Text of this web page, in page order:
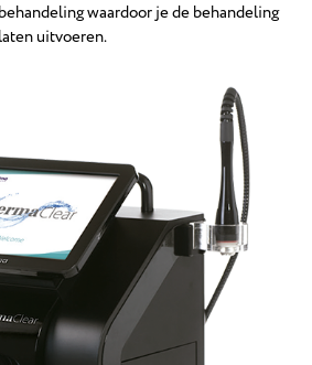
waardoor je de behandeling
uitvoeren.